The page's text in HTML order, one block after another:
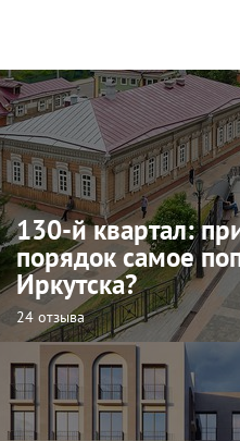
130-й квартал:
порядок самое
Иркутска?
24 отзыва